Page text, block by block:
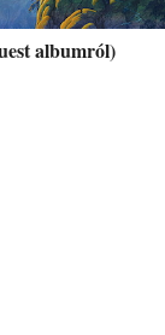
albumról)